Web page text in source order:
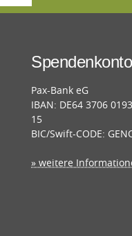
Spendenkonto
Pax-Bank eG
IBAN: DE64 3706
15
BIC/Swift-CODE:
» weitere